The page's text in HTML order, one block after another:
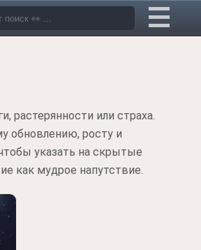
растерянности или страха.
обновлению, росту и
указать на скрытые
как мудрое напутствие.